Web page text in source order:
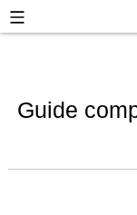
Guide